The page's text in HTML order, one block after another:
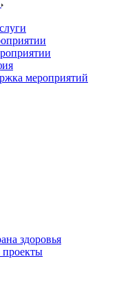
мероприятий
здоровья
проекты